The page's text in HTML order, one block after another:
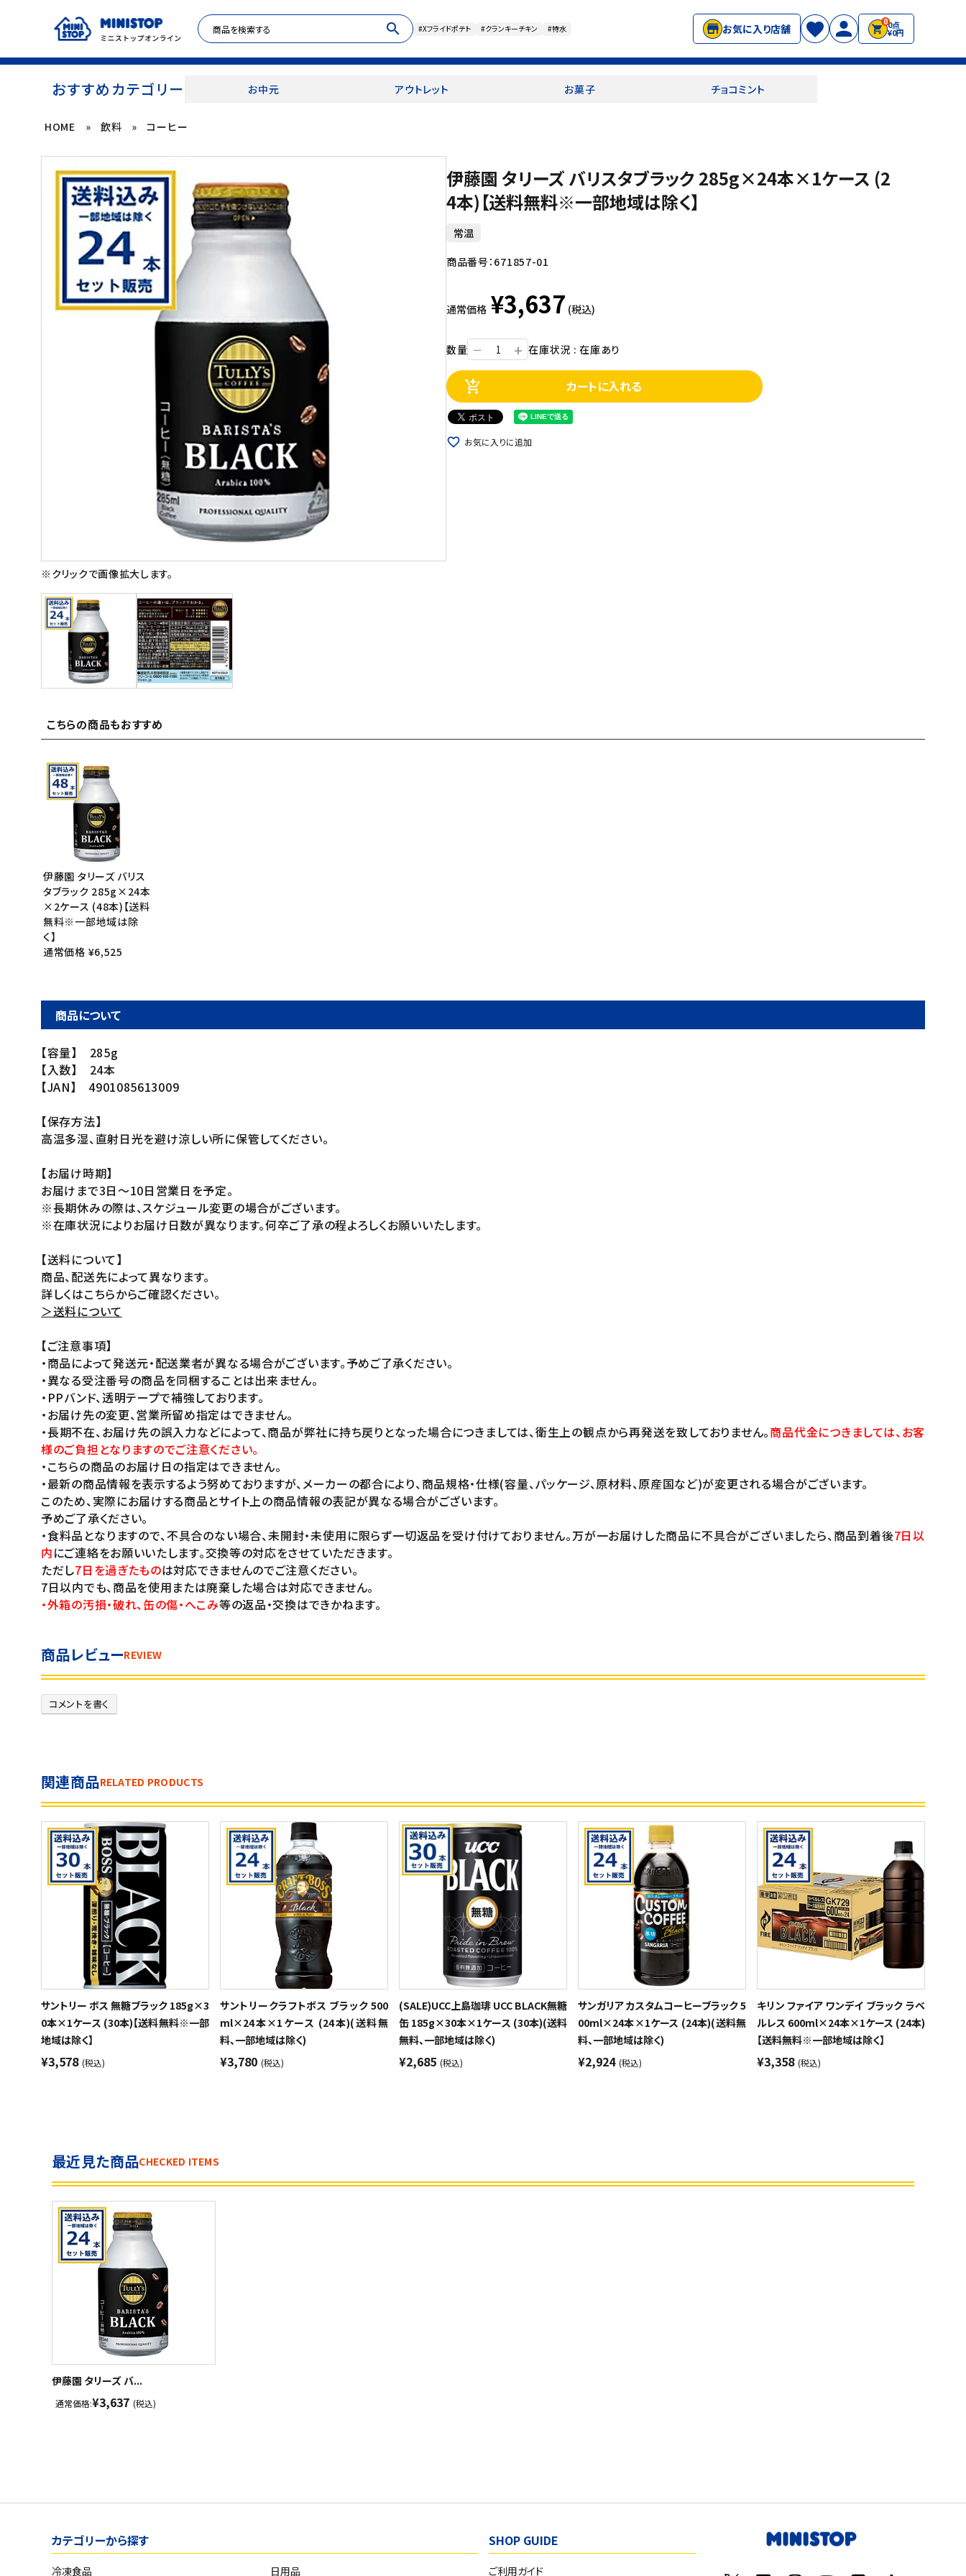
search #Xフライドポテト #クランキーチキン #特水 お気に入り店舗
00点
¥0円
おすすめカテゴリー お中元 アウトレット お菓子 チョコミント
ACCOUNT MENU
ログイン person 新規登録
カテゴリから探す
冷凍食品
フードロス
ペット用品
SHOP GUIDE
ご利用ガイド
特定商取引法表示について
プライバシーポリシー
利用規約
HOME » 飲料 » コーヒー
※クリックで画像拡大します。
伊藤園 タリーズ バリスタブラック 285g×24本×1ケース (2
4本)【送料無料※一部地域は除く】
常温
商品番号： 671857-01
通常価格 ¥3,637 (税込)
数量 ー + 在庫状況 : 在庫あり
add_shopping_cart カートに入れる
favorite_border お気に入りに追加
こちらの商品もおすすめ
伊藤園 タリーズ バリス
タブラック 285g×24本
×2ケース (48本)【送料
無料※一部地域は除
く】
通常価格 ¥6,525
商品について
【容量】 285g
【入数】 24本
【JAN】 4901085613009
【保存方法】
高温多湿、直射日光を避け涼しい所に保管してください。
【お届け時期】
お届けまで3日～10日営業日を予定。
※長期休みの際は、スケジュール変更の場合がございます。
※在庫状況によりお届け日数が異なります。何卒ご了承の程よろしくお願いいたします。
【送料について】
商品、配送先によって異なります。
詳しくはこちらからご確認ください。
＞送料について
【ご注意事項】
・商品によって発送元・配送業者が異なる場合がございます。予めご了承ください。
・異なる受注番号の商品を同梱することは出来ません。
・PPバンド、透明テープで補強しております。
・お届け先の変更、営業所留め指定はできません。
・長期不在、お届け先の誤入力などによって、商品が弊社に持ち戻りとなった場合につきましては、衛生上の観点から再発送を致しておりません。商品代金につきましては、お客
様のご負担となりますのでご注意ください。
・こちらの商品のお届け日の指定はできません。
・最新の商品情報を表示するよう努めておりますが、メーカーの都合により、商品規格・仕様(容量、パッケージ、原材料、原産国など)が変更される場合がございます。
このため、実際にお届けする商品とサイト上の商品情報の表記が異なる場合がございます。
予めご了承ください。
・食料品となりますので、不具合のない場合、未開封・未使用に限らず一切返品を受け付けておりません。万が一お届けした商品に不具合がございましたら、商品到着後7日以
内にご連絡をお願いいたします。交換等の対応をさせていただきます。
ただし7日を過ぎたものは対応できませんのでご注意ください。
7日以内でも、商品を使用または廃棄した場合は対応できません。
・外箱の汚損・破れ、缶の傷・へこみ等の返品・交換はできかねます。
商品レビューREVIEW
コメントを書く
関連商品RELATED PRODUCTS
サントリー ボス 無糖ブラック 185g×3
0本×1ケース (30本)【送料無料※一部
地域は除く】
¥3,578 (税込)
サントリークラフトボス ブラック 500
ml×24本×1ケース (24本)(送料無
料、一部地域は除く)
¥3,780 (税込)
(SALE)UCC上島珈琲 UCC BLACK無糖
缶 185g×30本×1ケース (30本)(送料
無料、一部地域は除く)
¥2,685 (税込)
サンガリア カスタムコーヒーブラック 5
00ml×24本×1ケース (24本)(送料無
料、一部地域は除く)
¥2,924 (税込)
キリン ファイア ワンデイ ブラック ラベ
ルレス 600ml×24本×1ケース (24本)
【送料無料※一部地域は除く】
¥3,358 (税込)
最近見た商品CHECKED ITEMS
伊藤園 タリーズ バ...
通常価格:¥3,637 (税込)
カテゴリーから探す
冷凍食品 日用品
SHOP GUIDE
ご利用ガイド